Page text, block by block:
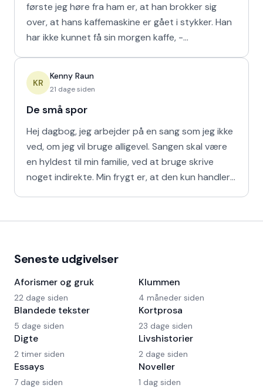
første jeg høre fra ham er, at han brokker sig
over, at hans kaffemaskine er gået i stykker. Han
har ikke kunnet få sin morgen kaffe, -
KR
Kenny Raun
21 dage siden
De små spor
Hej dagbog, jeg arbejder på en sang som jeg ikke
ved, om jeg vil bruge alligevel. Sangen skal være
en hyldest til min familie, ved at bruge skrive
noget indirekte. Min frygt er, at den kun handler
Seneste udgivelser
Aforismer og gruk
22 dage siden
Blandede tekster
5 dage siden
Digte
2 timer siden
Essays
7 dage siden
Klummen
4 måneder siden
Kortprosa
23 dage siden
Livshistorier
2 dage siden
Noveller
1 dag siden